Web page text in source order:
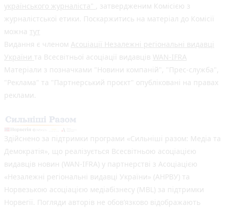
українського журналіста" , затвердженим Комісією з
журналістської етики. Поскаржитись на матеріал до Комісії
можна тут
Видання є членом Асоціації Незалежні регіональні видавці
України та Всесвітньої асоціації видавців WAN-IFRA
Матеріали з позначками "Новини компаній", "Прес-служба",
"Реклама" та "Партнерський проєкт" опубліковані на правах
реклами.
Здійснено за підтримки програми «Сильніші разом: Медіа та
Демократія», що реалізується Всесвітньою асоціацією
видавців новин (WAN-IFRA) у партнерстві з Асоціацією
«Незалежні регіональні видавці України» (АНРВУ) та
Норвезькою асоціацією медіабізнесу (MBL) за підтримки
Норвегії. Погляди авторів не обов’язково відображають